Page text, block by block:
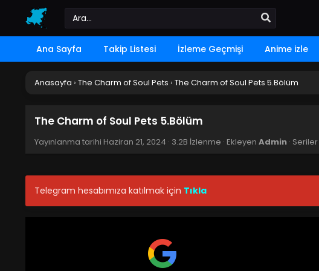
Ana Sayfa Takip Listesi İzleme Geçmişi Anime izle
Anasayfa › The Charm of Soul Pets › The Charm of Soul Pets 5.Bölüm
The Charm of Soul Pets 5.Bölüm
Yayınlanma tarihi Haziran 21, 2024 · 3.2B İzlenme · Ekleyen Admin · Seriler
Telegram hesabımıza katılmak için Tıkla